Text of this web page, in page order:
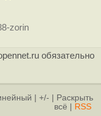
zorin
обязательно
+/-
Раскрыть
всё
RSS